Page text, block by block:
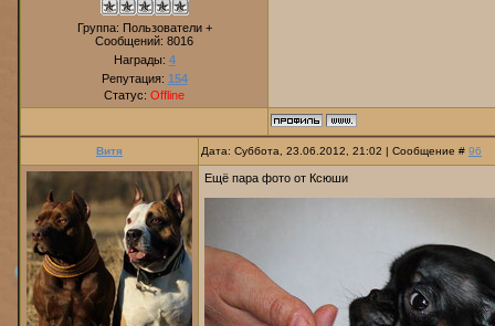
Группа: Пользователи +
Сообщений: 8016
Награды: 4
Репутация: 154
Статус: Offline
Витя Дата: Суббота, 23.06.2012, 21:02 | Сообщение # 96
Ещё пара фото от Ксюши